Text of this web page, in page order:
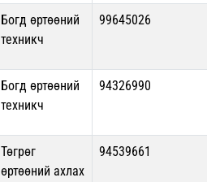
Богд өртөөний
техникч
99645026
Богд өртөөний
техникч
94326990
Төгрөг
өртөөний ахлах
94539661